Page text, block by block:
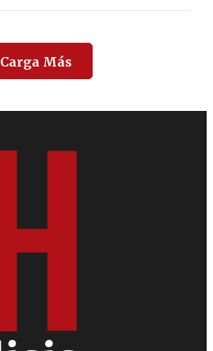
Carga Más